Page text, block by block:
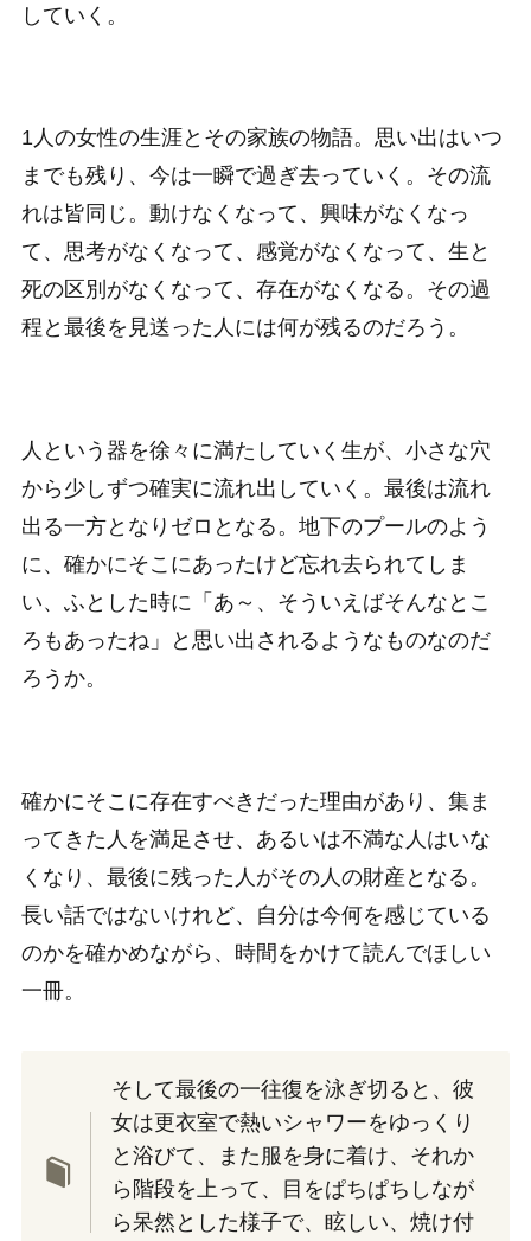
していく。
1人の女性の生涯とその家族の物語。思い出はいつ
までも残り、今は一瞬で過ぎ去っていく。その流
れは皆同じ。動けなくなって、興味がなくなっ
て、思考がなくなって、感覚がなくなって、生と
死の区別がなくなって、存在がなくなる。その過
程と最後を見送った人には何が残るのだろう。
人という器を徐々に満たしていく生が、小さな穴
から少しずつ確実に流れ出していく。最後は流れ
出る一方となりゼロとなる。地下のプールのよう
に、確かにそこにあったけど忘れ去られてしま
い、ふとした時に「あ～、そういえばそんなとこ
ろもあったね」と思い出されるようなものなのだ
ろうか。
確かにそこに存在すべきだった理由があり、集ま
ってきた人を満足させ、あるいは不満な人はいな
くなり、最後に残った人がその人の財産となる。
長い話ではないけれど、自分は今何を感じている
のかを確かめながら、時間をかけて読んでほしい
一冊。
そして最後の一往復を泳ぎ切ると、彼
女は更衣室で熱いシャワーをゆっくり
と浴びて、また服を身に着け、それか
ら階段を上って、目をぱちぱちしなが
ら呆然とした様子で、眩しい、焼け付